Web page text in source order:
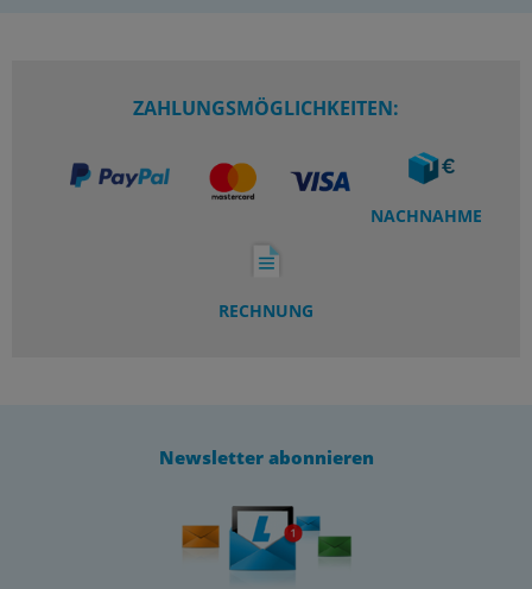
ZAHLUNGSMÖGLICHKEITEN:
NACHNAHME
RECHNUNG
Newsletter abonnieren